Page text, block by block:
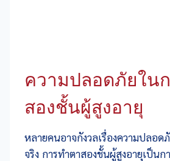
ความปลอดภัยใน
สองชั้นผู้สูงอายุ
หลายคนอาจกังวลเรื่องความปลอด
จริง การทำตาสองชั้นผู้สูงอายุเป็นก